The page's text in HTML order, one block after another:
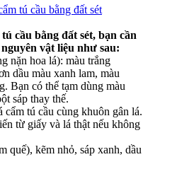
cầu bằng đất sét, bạn cần
vật liệu như sau:
nặn hoa lá): màu trắng
dầu màu xanh lam, màu
Bạn có thể tạm dùng màu
sáp thay thế.
cẩm tú cầu cùng khuôn gân lá.
từ giấy và lá thật nếu không
quế), kẽm nhỏ, sáp xanh, dầu